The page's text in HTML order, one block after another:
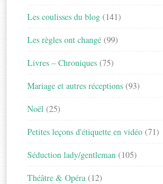
Les coulisses du blog (141)
Les règles ont changé (99)
Livres – Chroniques (75)
Mariage et autres réceptions (93)
Noël (25)
Petites leçons d'étiquette en vidéo (71)
Séduction lady/gentleman (105)
Théâtre & Opéra (12)